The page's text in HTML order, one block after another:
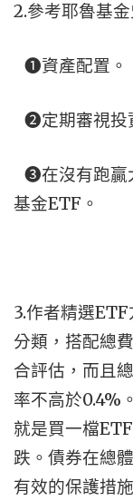
2.參考耶魯基
❶資產配置。
❷定期審視投
❸在沒有跑贏
基金ETF。
3.作者精選
分類，搭配總
合評估，而且
率不高於0.4%
就是買一檔
跌。債券在總
有效的保護措施